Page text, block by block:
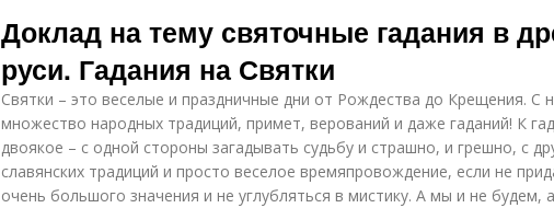
Доклад на тему святочные гадания в
руси. Гадания на Святки
Святки – это веселые и праздничные дни от Рождества до Крещения. С
множество народных традиций, примет, верований и даже гаданий! К
двоякое – с одной стороны загадывать судьбу и страшно, и грешно, с
славянских традиций и просто веселое времяпровождение, если не
очень большого значения и не углубляться в мистику. А мы и не будем,